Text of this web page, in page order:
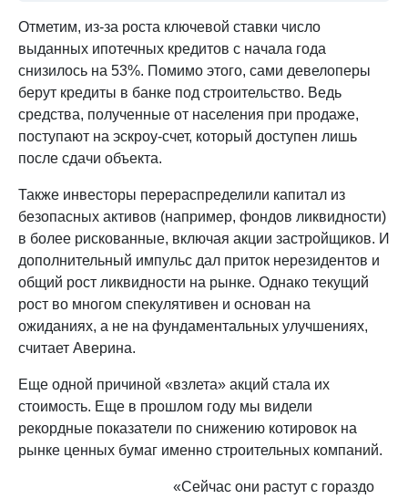
Отметим, из-за роста ключевой ставки число
выданных ипотечных кредитов с начала года
снизилось на 53%. Помимо этого, сами девелоперы
берут кредиты в банке под строительство. Ведь
средства, полученные от населения при продаже,
поступают на эскроу-счет, который доступен лишь
после сдачи объекта.
Также инвесторы перераспределили капитал из
безопасных активов (например, фондов ликвидности)
в более рискованные, включая акции застройщиков. И
дополнительный импульс дал приток нерезидентов и
общий рост ликвидности на рынке. Однако текущий
рост во многом спекулятивен и основан на
ожиданиях, а не на фундаментальных улучшениях,
считает Аверина.
Еще одной причиной «взлета» акций стала их
стоимость. Еще в прошлом году мы видели
рекордные показатели по снижению котировок на
рынке ценных бумаг именно строительных компаний.
«Сейчас они растут с гораздо